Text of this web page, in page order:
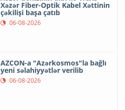
Xəzər Fiber-Optik Kabel Xəttinin
çəkilişi başa çatıb
06-08-2026
AZCON-a "Azərkosmos"la bağlı
yeni səlahiyyətlər verilib
06-08-2026